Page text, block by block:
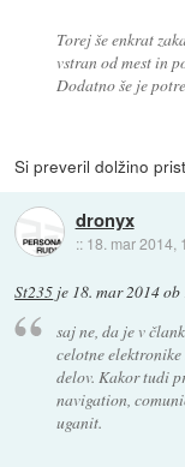
Torej še enkrat
vstran od mest in
Dodatno še je
Si preveril dolžino
dronyx
:: 18. mar 2014,
St235 je 18. mar 2014
saj ne, da je v
celotne
delov. Kakor tudi
navigation,
uganit.